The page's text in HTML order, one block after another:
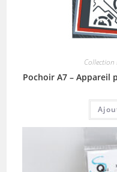
Collection
Pochoir A7 – Appareil